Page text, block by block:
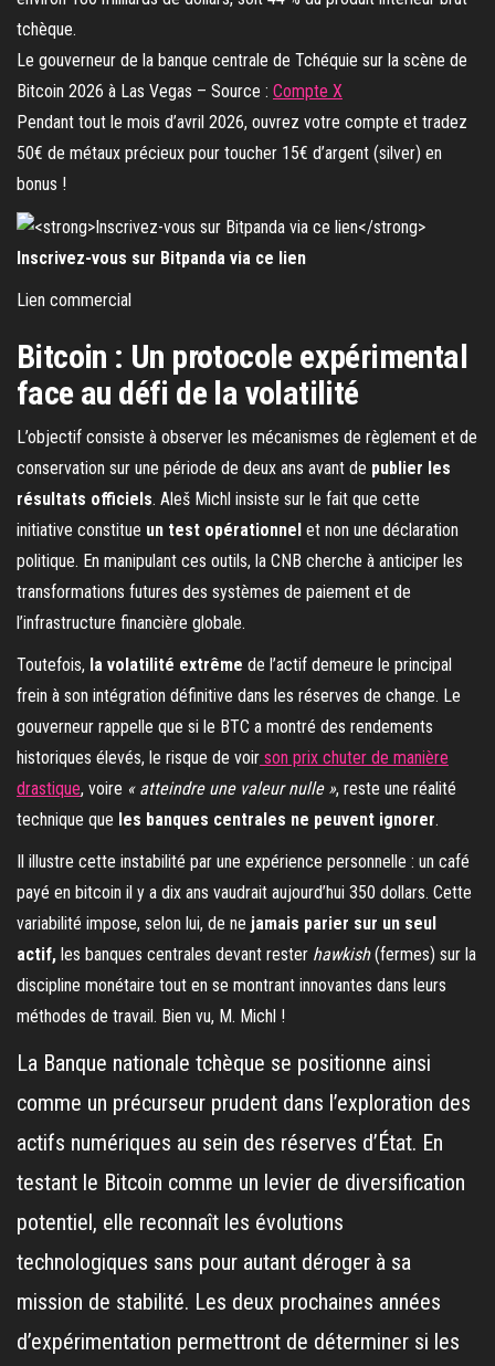
Le gouverneur de la banque centrale de Tchéquie sur la scène de
Bitcoin 2026 à Las Vegas – Source : Compte X
Pendant tout le mois d’avril 2026, ouvrez votre compte et tradez
50€ de métaux précieux pour toucher 15€ d’argent (silver) en
bonus !
Inscrivez-vous sur Bitpanda via ce lien
Lien commercial
Bitcoin : Un protocole expérimental
face au défi de la volatilité
L’objectif consiste à observer les mécanismes de règlement et de
conservation sur une période de deux ans avant de publier les
résultats officiels. Aleš Michl insiste sur le fait que cette
initiative constitue un test opérationnel et non une déclaration
politique. En manipulant ces outils, la CNB cherche à anticiper les
transformations futures des systèmes de paiement et de
l’infrastructure financière globale.
Toutefois, la volatilité extrême de l’actif demeure le principal
frein à son intégration définitive dans les réserves de change. Le
gouverneur rappelle que si le BTC a montré des rendements
historiques élevés, le risque de voir son prix chuter de manière
drastique, voire « atteindre une valeur nulle », reste une réalité
technique que les banques centrales ne peuvent ignorer.
Il illustre cette instabilité par une expérience personnelle : un café
payé en bitcoin il y a dix ans vaudrait aujourd’hui 350 dollars. Cette
variabilité impose, selon lui, de ne jamais parier sur un seul
actif, les banques centrales devant rester hawkish(fermes) sur la
discipline monétaire tout en se montrant innovantes dans leurs
méthodes de travail. Bien vu, M. Michl !
La Banque nationale tchèque se positionne ainsi
comme un précurseur prudent dans l’exploration des
actifs numériques au sein des réserves d’État. En
testant le Bitcoin comme un levier de diversification
potentiel, elle reconnaît les évolutions
technologiques sans pour autant déroger à sa
mission de stabilité. Les deux prochaines années
d’expérimentation permettront de déterminer si les